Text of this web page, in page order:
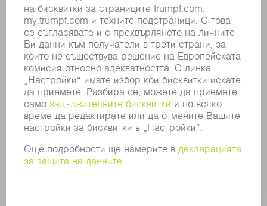
СЪОТВЕТСТВИЕ
СИСТЕМА ЗА ПОДАВАНЕ НА СИГНАЛИ
SECURITY
ПРЕССЪОБЩЕНИЯ
СПИСАНИЯ
УСТОЙЧИВОСТ
КЛИМАТ И ОКОЛНА СРЕДА
СОЦИАЛНИ ВЪПРОСИ И ОБЩЕСТВО
УПРАВЛЕНИЕ НА КОМПАНИЯТА